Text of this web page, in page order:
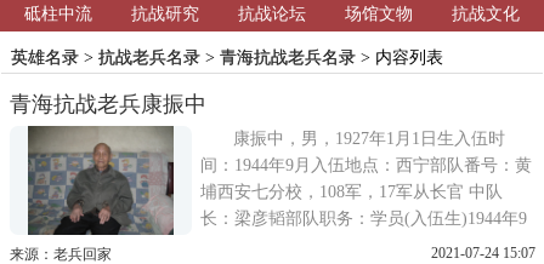
砥柱中流
抗战研究 抗战论坛 场馆文物 抗战文化
英雄名录> 抗战老兵名录> 青海抗战老兵名录> 内容列表
青海抗战老兵康振中
康振中，男，1927年1月1日生入伍时
间：1944年9月入伍地点：西宁部队番号：黄
埔西安七分校，108军，17军从长官 中队
长：梁彦韬部队职务：学员(入伍生)1944年9
月考入黄埔西安分校19期14总队学习，45年9
来源：老兵回家 2021-07-24 15:07